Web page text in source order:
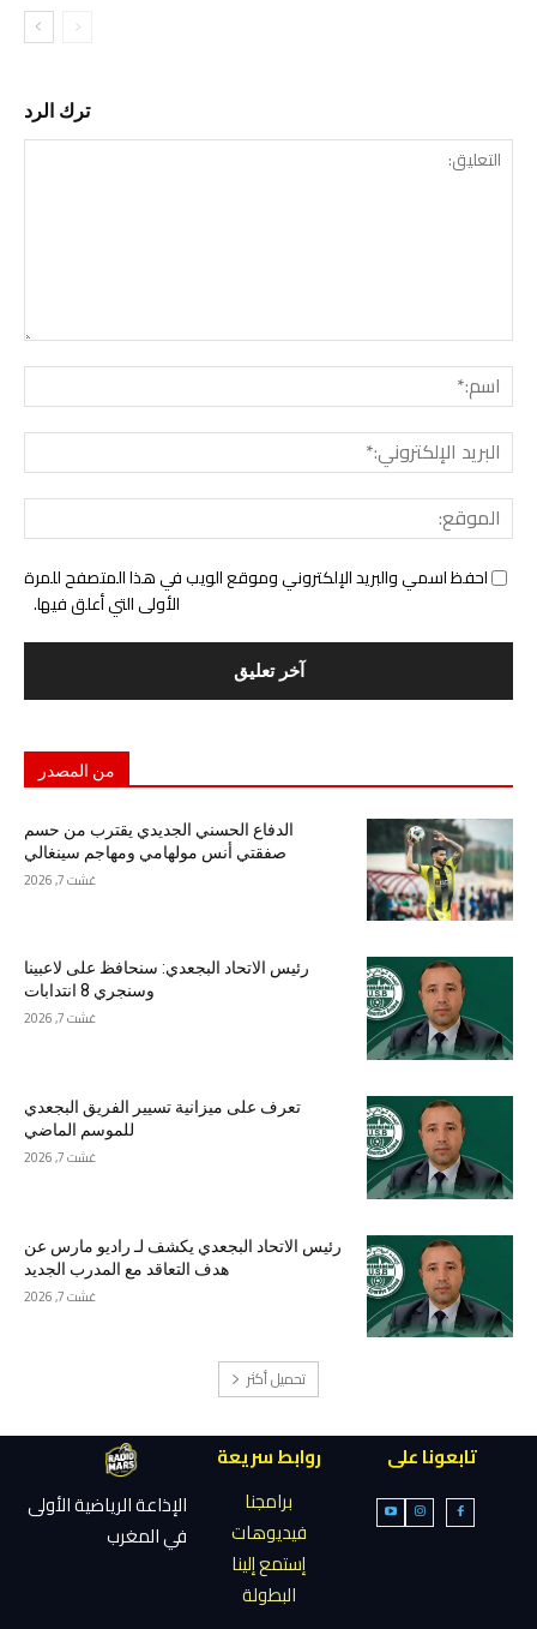
ترك الرد
احفظ اسمي والبريد الإلكتروني وموقع الويب في هذا المتصفح للمرة
الأولى التي أعلق فيها.
من المصدر
الدفاع الحسني الجديدي يقترب من حسم
صفقتي أنس مولهامي ومهاجم سينغالي
غشت 7, 2026
رئيس الاتحاد البجعدي: سنحافظ على لاعبينا
وسنجري 8 انتدابات
غشت 7, 2026
تعرف على ميزانية تسيير الفريق البجعدي
للموسم الماضي
غشت 7, 2026
رئيس الاتحاد البجعدي يكشف لـ راديو مارس عن
هدف التعاقد مع المدرب الجديد
غشت 7, 2026
تحميل أكثر
تابعونا على
روابط سريعة
برامجنا
فيديوهات
إستمع إلينا
البطولة
الإذاعة الرياضية الأولى
في المغرب